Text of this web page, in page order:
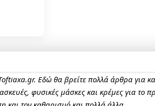
Εδώ θα βρείτε πολλά άρθρα για
φυσικές μάσκες και κρέμες για